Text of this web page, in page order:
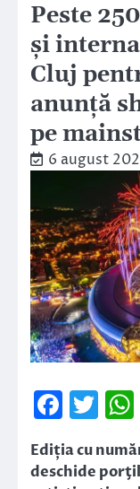
Peste
și
Cluj
anunță
pe
6 august
Ediția cu
deschide